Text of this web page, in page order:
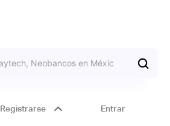
Registrarse Entrar